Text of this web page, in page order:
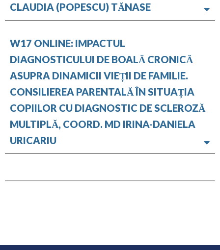
CLAUDIA (POPESCU) TĂNASE
W17 ONLINE: IMPACTUL
DIAGNOSTICULUI DE BOALĂ CRONICĂ
ASUPRA DINAMICII VIEȚII DE FAMILIE.
CONSILIEREA PARENTALĂ ÎN SITUAȚIA
COPIILOR CU DIAGNOSTIC DE SCLEROZĂ
MULTIPLĂ, COORD. MD IRINA-DANIELA
URICARIU